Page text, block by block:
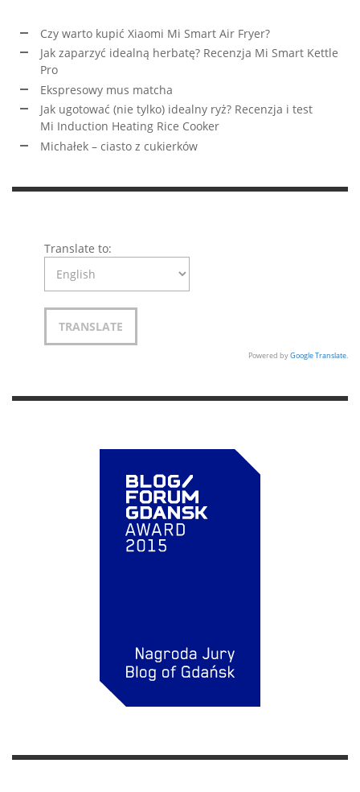
Czy warto kupić Xiaomi Mi Smart Air Fryer?
Jak zaparzyć idealną herbatę? Recenzja Mi Smart Kettle
Pro
Ekspresowy mus matcha
Jak ugotować (nie tylko) idealny ryż? Recenzja i test
Mi Induction Heating Rice Cooker
Michałek – ciasto z cukierków
Translate to:
Powered byGoogle Translate.